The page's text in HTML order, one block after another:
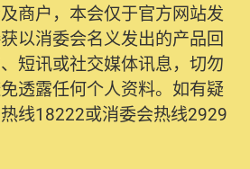
商户，本会仅于官方网站发
以消委会名义发出的产品回
短讯或社交媒体讯息，切勿
透露任何个人资料。如有疑
线18222或消委会热线2929